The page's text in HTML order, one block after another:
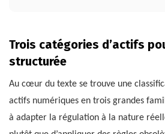
Trois catégories d’actifs
structurée
Au cœur du texte se trouve une
actifs numériques en trois grandes
à adapter la régulation à la nature